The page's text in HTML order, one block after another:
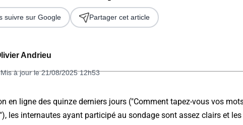
Andrieu
Mis à jour le 21/08/2025 12h53
suivre sur Google Partager cet article
en ligne des quinze derniers jours ("Comment tapez-vous vos
les internautes ayant participé au sondage sont assez clairs et